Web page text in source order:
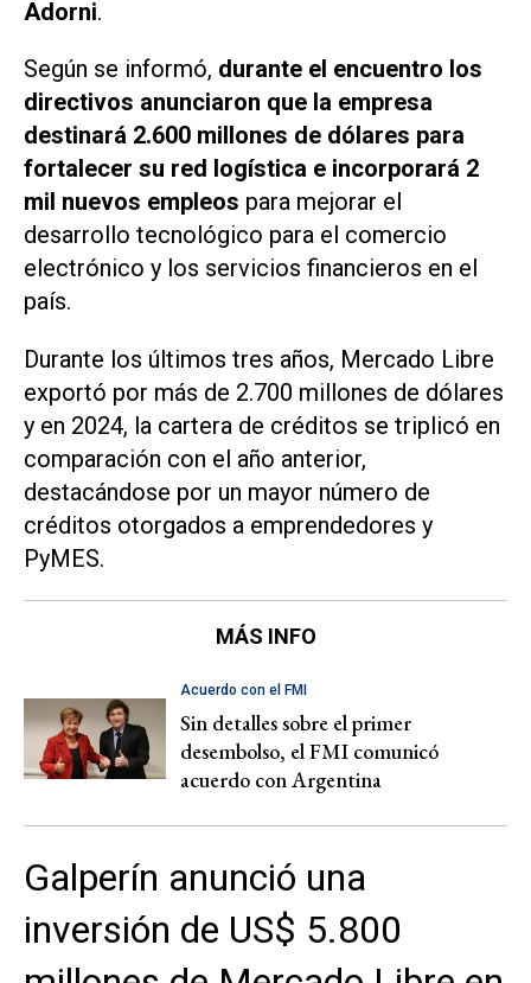
Adorni.
Según se informó, durante el encuentro los
directivos anunciaron que la empresa
destinará 2.600 millones de dólares para
fortalecer su red logística e incorporará 2
mil nuevos empleos para mejorar el
desarrollo tecnológico para el comercio
electrónico y los servicios financieros en el
país.
Durante los últimos tres años, Mercado Libre
exportó por más de 2.700 millones de dólares
y en 2024, la cartera de créditos se triplicó en
comparación con el año anterior,
destacándose por un mayor número de
créditos otorgados a emprendedores y
PyMES.
MÁS INFO
Acuerdo con el FMI
Sin detalles sobre el primer
desembolso, el FMI comunicó
acuerdo con Argentina
Galperín anunció una
inversión de US$ 5.800